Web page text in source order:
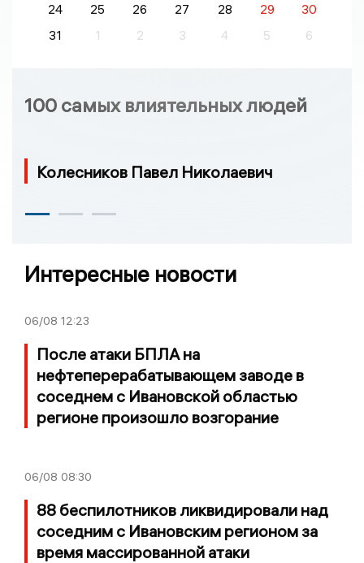
24
25 26 27 28 29
30
31
1 2 3 4 5 6
100 самых влиятельных людей
Колесников Павел Николаевич
Интересные новости
06/08 12:23
После атаки БПЛА на
нефтеперерабатывающем заводе в
соседнем с Ивановской областью
регионе произошло возгорание
06/08 08:30
88 беспилотников ликвидировали над
соседним с Ивановским регионом за
время массированной атаки